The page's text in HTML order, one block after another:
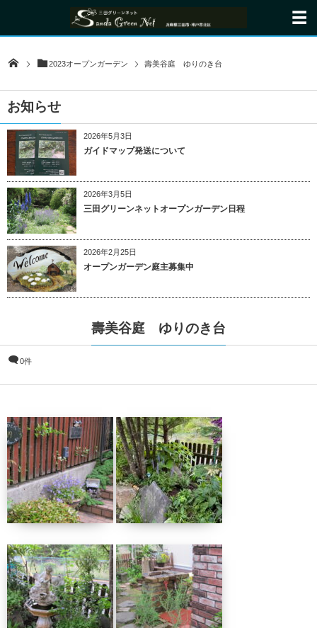
2023オープンガーデン 壽美谷庭 ゆりのき台
お知らせ
2026年5月3日
ガイドマップ発送について
2026年3月5日
三田グリーンネットオープンガーデン日程
2026年2月25日
オープンガーデン庭主募集中
壽美谷庭 ゆりのき台
0件